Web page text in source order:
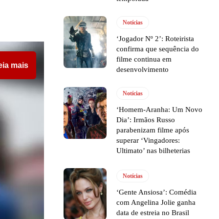
mais
Notícias
‘Jogador Nº 2’: Roteirista
confirma que sequência do
filme continua em
desenvolvimento
Notícias
‘Homem-Aranha: Um Novo
Dia’: Irmãos Russo
parabenizam filme após
superar ‘Vingadores:
Ultimato’ nas bilheterias
Notícias
‘Gente Ansiosa’: Comédia
com Angelina Jolie ganha
data de estreia no Brasil